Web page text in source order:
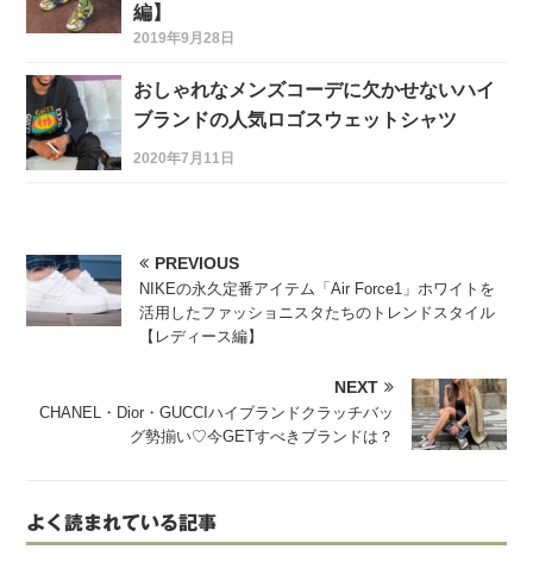
編】
2019年9月28日
おしゃれなメンズコーデに欠かせないハイ
ブランドの人気ロゴスウェットシャツ
2020年7月11日
PREVIOUS
NIKEの永久定番アイテム「Air Force1」ホワイトを
活用したファッショニスタたちのトレンドスタイル
【レディース編】
NEXT
CHANEL・Dior・GUCCIハイブランドクラッチバッ
グ勢揃い♡今GETすべきブランドは？
よく読まれている記事